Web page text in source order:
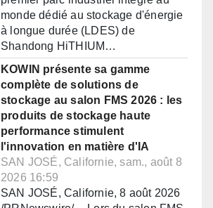
monde dédié au stockage d'énergie
à longue durée (LDES) de
Shandong HiTHIUM…
KOWIN présente sa gamme
complète de solutions de
stockage au salon FMS 2026 : les
produits de stockage haute
performance stimulent
l'innovation en matière d'IA
SAN JOSÉ, Californie, sam., août 8
2026 16:59
SAN JOSÉ, Californie, 8 août 2026